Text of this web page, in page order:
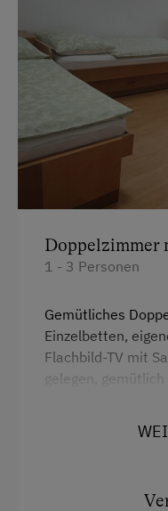
1 - 3 Personen
Gemütliches
Einzelbetten,
Flachbild-TV mit
gelegen,
Angler-Duos, die
Gesellschaft